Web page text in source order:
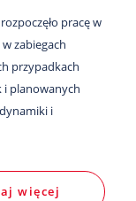
pracę w
zabiegach
przypadkach
i planowanych
i
więcej